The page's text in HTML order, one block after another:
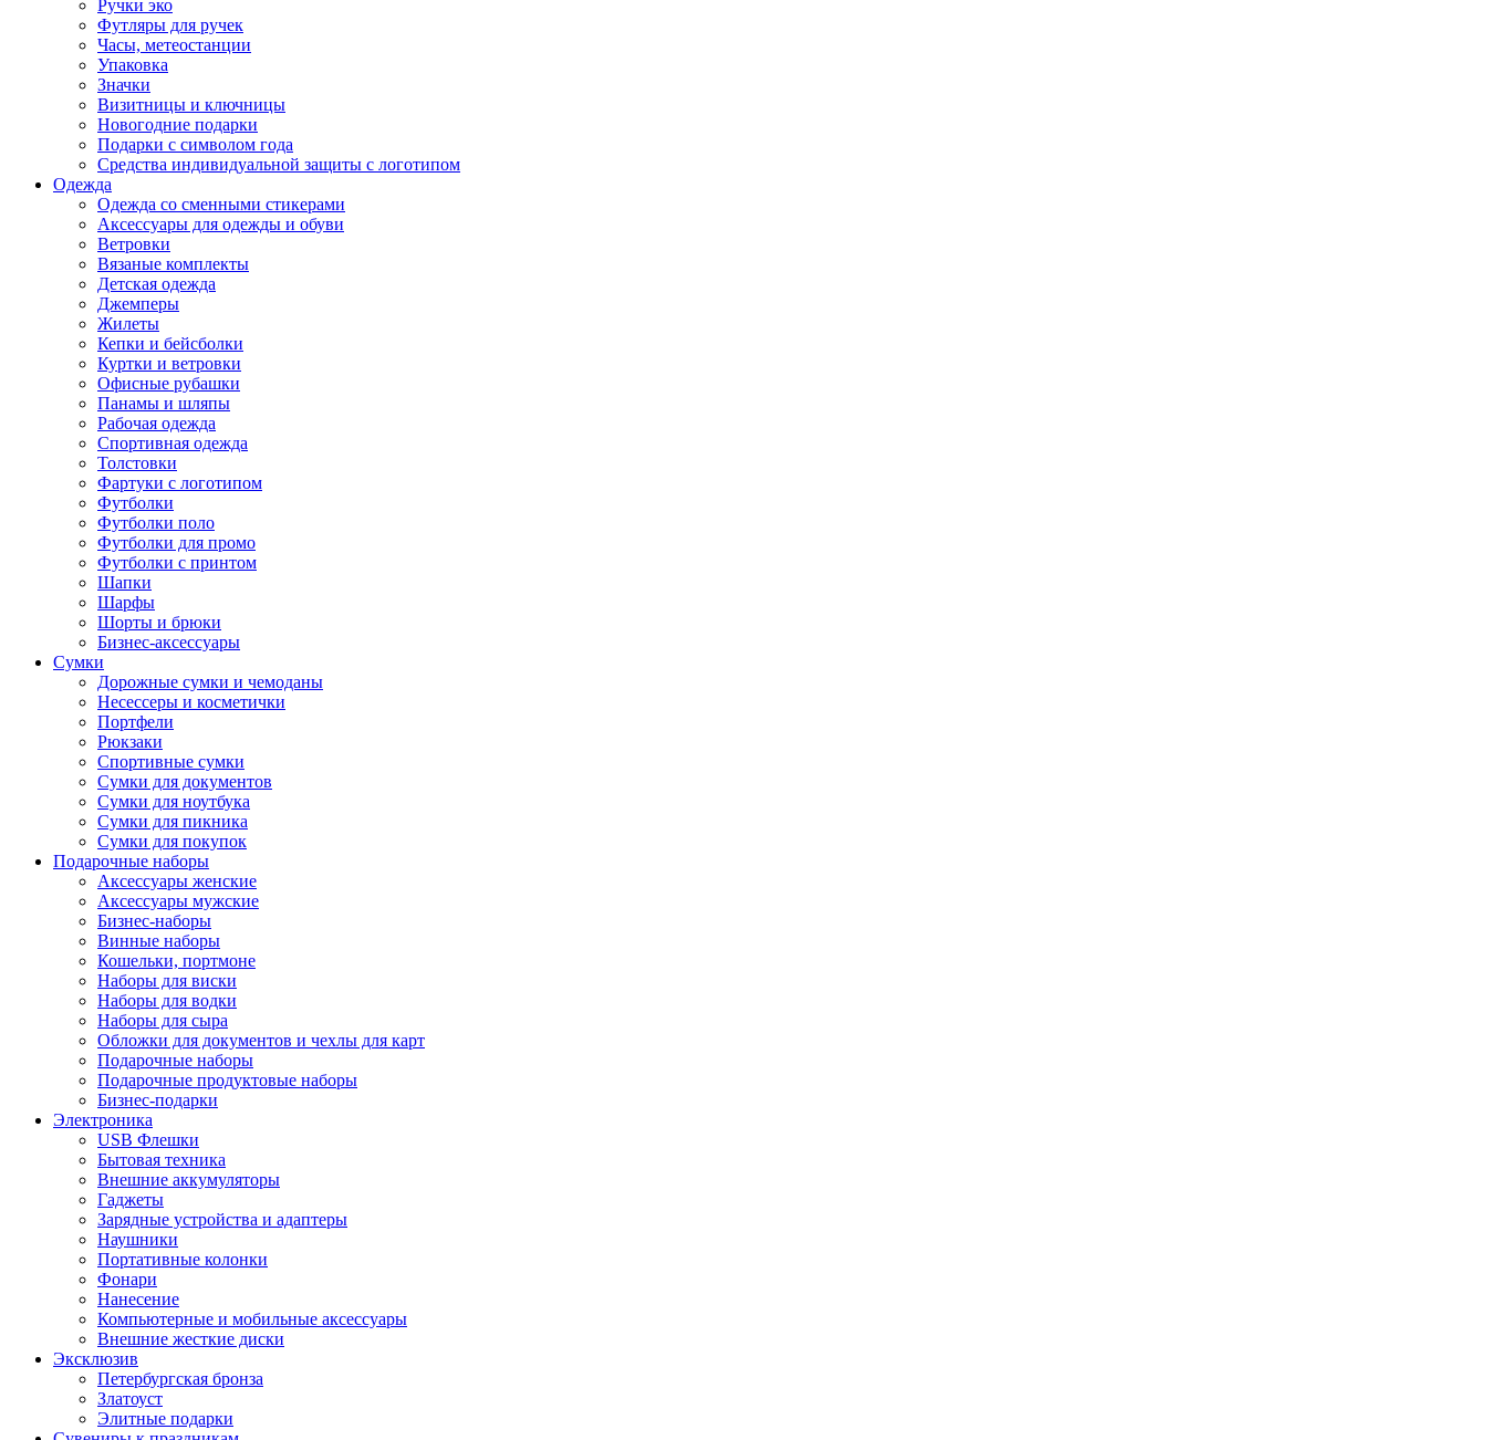
Ручки эко
Футляры для ручек
Часы, метеостанции
Упаковка
Значки
Визитницы и ключницы
Новогодние подарки
Подарки с символом года
Средства индивидуальной защиты с логотипом
Одежда
Одежда со сменными стикерами
Аксессуары для одежды и обуви
Ветровки
Вязаные комплекты
Детская одежда
Джемперы
Жилеты
Кепки и бейсболки
Куртки и ветровки
Офисные рубашки
Панамы и шляпы
Рабочая одежда
Спортивная одежда
Толстовки
Фартуки с логотипом
Футболки
Футболки поло
Футболки для промо
Футболки с принтом
Шапки
Шарфы
Шорты и брюки
Бизнес-аксессуары
Сумки
Дорожные сумки и чемоданы
Несессеры и косметички
Портфели
Рюкзаки
Спортивные сумки
Сумки для документов
Сумки для ноутбука
Сумки для пикника
Сумки для покупок
Подарочные наборы
Аксессуары женские
Аксессуары мужские
Бизнес-наборы
Винные наборы
Кошельки, портмоне
Наборы для виски
Наборы для водки
Наборы для сыра
Обложки для документов и чехлы для карт
Подарочные наборы
Подарочные продуктовые наборы
Бизнес-подарки
Электроника
USB Флешки
Бытовая техника
Внешние аккумуляторы
Гаджеты
Зарядные устройства и адаптеры
Наушники
Портативные колонки
Фонари
Нанесение
Компьютерные и мобильные аксессуары
Внешние жесткие диски
Эксклюзив
Петербургская бронза
Златоуст
Элитные подарки